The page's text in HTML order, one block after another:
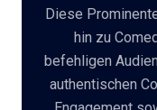
Diese
hin zu
befehligen
authentischen